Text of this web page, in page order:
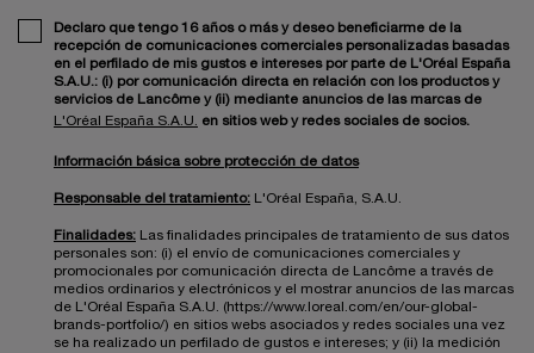
Declaro que tengo 16 años o más y deseo beneficiarme de la
recepción de comunicaciones comerciales personalizadas basadas
en el perfilado de mis gustos e intereses por parte de L'Oréal España
S.A.U.: (i) por comunicación directa en relación con los productos y
servicios de Lancôme y (ii) mediante anuncios de las marcas de
L'Oréal España S.A.U. en sitios web y redes sociales de socios.
Información básica sobre protección de datos
Responsable del tratamiento: L'Oréal España, S.A.U.
Finalidades: Las finalidades principales de tratamiento de sus datos
personales son: (i) el envío de comunicaciones comerciales y
promocionales por comunicación directa de Lancôme a través de
medios ordinarios y electrónicos y el mostrar anuncios de las marcas
de L'Oréal España S.A.U. (https://www.loreal.com/en/our-global-
brands-portfolio/) en sitios webs asociados y redes sociales una vez
se ha realizado un perfilado de gustos e intereses; y (ii) la medición